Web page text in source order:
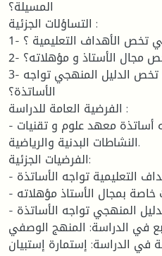
المسيلة؟
التساؤلات الجزئية :
1- ما هي أهم المعوقات التي تخص الأهداف التعليمية ؟
2- ما هي أهم المعوقات التي تخص مجال الأستاذ و مؤهلاته؟
3- ما هي أهم المعوقات تخص الدليل المنهجي تواجه
الأساتذة؟
الفرضية العامة للدراسة :
- توجد معوقات تدريسية تواجه أساتذة معهد علوم و تقنيات
النشاطات البدنية والرياضية.
الفرضيات الجزئية:
- توجد معوقات خاصة بالأهداف التعليمية تواجه الأساتذة.
- توجد معوقات خاصة بمجال الأستاذ مؤهلاته.
- توجد معوقات خاصة بالدليل المنهجي تواجه الأساتذة.
في الدراسة: المنهج الوصفي
في الدراسة: إستمارة إستبيان